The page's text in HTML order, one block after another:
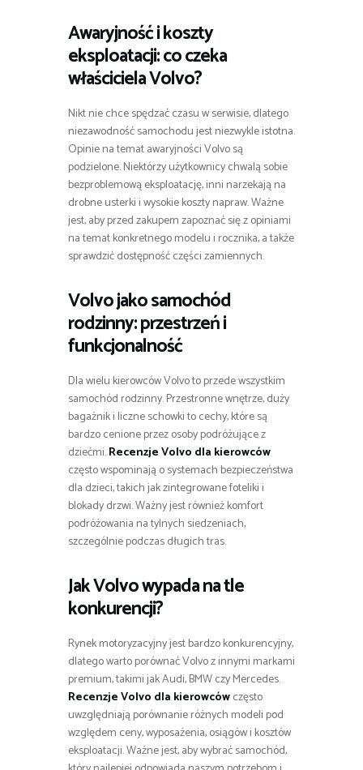
Awaryjność i koszty
eksploatacji: co czeka
właściciela Volvo?
Nikt nie chce spędzać czasu w serwisie, dlatego
niezawodność samochodu jest niezwykle istotna.
Opinie na temat awaryjności Volvo są
podzielone. Niektórzy użytkownicy chwalą sobie
bezproblemową eksploatację, inni narzekają na
drobne usterki i wysokie koszty napraw. Ważne
jest, aby przed zakupem zapoznać się z opiniami
na temat konkretnego modelu i rocznika, a także
sprawdzić dostępność części zamiennych.
Volvo jako samochód
rodzinny: przestrzeń i
funkcjonalność
Dla wielu kierowców Volvo to przede wszystkim
samochód rodzinny. Przestronne wnętrze, duży
bagażnik i liczne schowki to cechy, które są
bardzo cenione przez osoby podróżujące z
dziećmi.Recenzje Volvo dla kierowców
często wspominają o systemach bezpieczeństwa
dla dzieci, takich jak zintegrowane foteliki i
blokady drzwi. Ważny jest również komfort
podróżowania na tylnych siedzeniach,
szczególnie podczas długich tras.
Jak Volvo wypada na tle
konkurencji?
Rynek motoryzacyjny jest bardzo konkurencyjny,
dlatego warto porównać Volvo z innymi markami
premium, takimi jak Audi, BMW czy Mercedes.
Recenzje Volvo dla kierowcówczęsto
uwzględniają porównanie różnych modeli pod
względem ceny, wyposażenia, osiągów i kosztów
eksploatacji. Ważne jest, aby wybrać samochód,